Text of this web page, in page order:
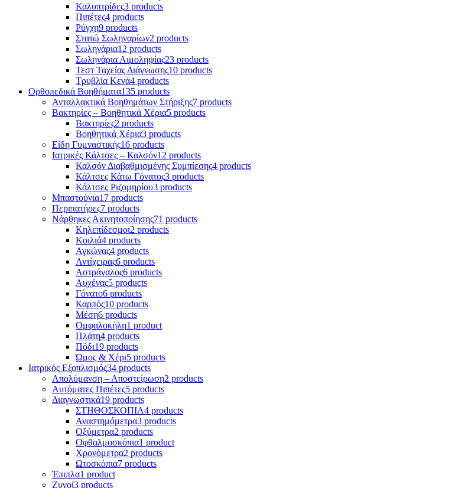
Καλυπτρίδες3 products
Πιπέτες4 products
Ρύγχη9 products
Στατώ Σωληναρίων2 products
Σωληνάρια12 products
Σωληνάρια Αιμοληψίας23 products
Τεστ Ταχείας Διάγνωσης10 products
Τρυβλία Κενά4 products
Ορθοπεδικά Βοηθήματα135 products
Ανταλλακτικά Βοηθημάτων Στήριξης7 products
Βακτηρίες – Βοηθητικά Χέρια5 products
Βακτηρίες2 products
Βοηθητικά Χέρια3 products
Είδη Γυμναστικής16 products
Ιατρικές Κάλτσες – Καλσόν12 products
Καλσόν Διαβαθμισμένης Συμπίεσης4 products
Κάλτσες Κάτω Γόνατος3 products
Κάλτσες Ριζομηρίου3 products
Μπαστούνια17 products
Περιπατήρες7 products
Νάρθηκες Ακινητοποίησης71 products
Κηλεπίδεσμοι2 products
Κοιλιά4 products
Αγκώνας4 products
Αντίχειρας6 products
Αστράγαλος6 products
Αυχένας5 products
Γόνατο6 products
Καρπός10 products
Μέση6 products
Ομφαλοκήλη1 product
Πλάτη4 products
Πόδι19 products
Ώμος & Χέρι5 products
Ιατρικός Εξοπλισμός34 products
Απολύμανση – Αποστείρωση2 products
Αυτόματες Πιπέτες5 products
Διαγνωστικά19 products
ΣΤΗΘΟΣΚΟΠΙΑ4 products
Αναστημόμετρα3 products
Οξύμετρα2 products
Οφθαλμοσκόπια1 product
Χρονόμετρα2 products
Ωτοσκόπια7 products
Έπιπλα1 product
Ζυγοί3 products